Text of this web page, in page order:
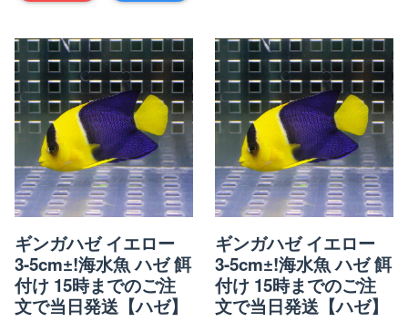
ギンガハゼ イエロー
3-5cm±!海水魚 ハゼ 餌
付け 15時までのご注
文で当日発送【ハゼ】
ギンガハゼ イエロー
3-5cm±!海水魚 ハゼ 餌
付け 15時までのご注
文で当日発送【ハゼ】